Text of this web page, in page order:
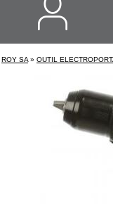
ROY SA » OUTIL